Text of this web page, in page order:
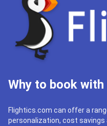
Why to book
Flightics.com can offer a
personalization, cost savings